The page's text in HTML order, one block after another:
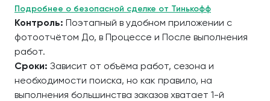
Подробнее о безопасной сделке от Тинькофф
Контроль: Поэтапный в удобном приложении с
фотоотчётом До, в Процессе и После выполнения
работ.
Сроки: Зависит от объёма работ, сезона и
необходимости поиска, но как правило, на
выполнения большинства заказов хватает 1-й